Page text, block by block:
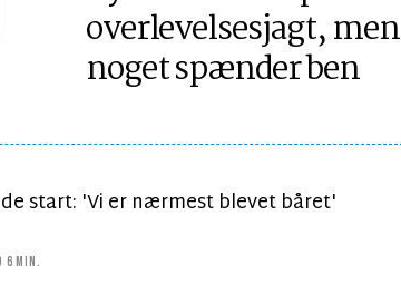
overlevelsesjagt, men
noget spænder ben
6 MIN.